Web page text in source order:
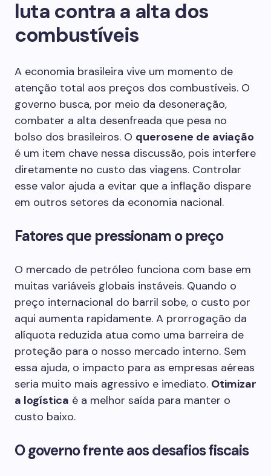
luta contra a alta dos
combustíveis
A economia brasileira vive um momento de
atenção total aos preços dos combustíveis. O
governo busca, por meio da desoneração,
combater a alta desenfreada que pesa no
bolso dos brasileiros. O querosene de aviação
é um item chave nessa discussão, pois interfere
diretamente no custo das viagens. Controlar
esse valor ajuda a evitar que a inflação dispare
em outros setores da economia nacional.
Fatores que pressionam o preço
O mercado de petróleo funciona com base em
muitas variáveis globais instáveis. Quando o
preço internacional do barril sobe, o custo por
aqui aumenta rapidamente. A prorrogação da
alíquota reduzida atua como uma barreira de
proteção para o nosso mercado interno. Sem
essa ajuda, o impacto para as empresas aéreas
seria muito mais agressivo e imediato. Otimizar
a logística é a melhor saída para manter o
custo baixo.
O governo frente aos desafios fiscais